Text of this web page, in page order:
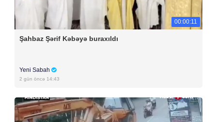
00:00:11
Şahbaz Şərif Kəbəyə buraxıldı
Yeni Sabah
2 gün öncə 14:43